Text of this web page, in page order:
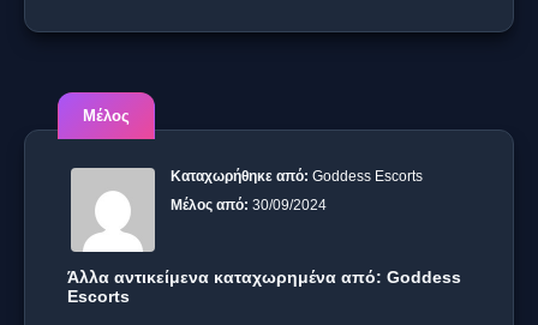
Μέλος
Καταχωρήθηκε από: Goddess Escorts
Μέλος από: 30/09/2024
Άλλα αντικείμενα καταχωρημένα από: Goddess
Escorts